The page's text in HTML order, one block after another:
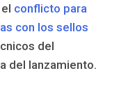
conflicto para
con los sellos
del
del lanzamiento.